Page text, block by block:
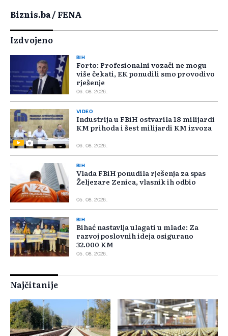
Biznis.ba / FENA
Izdvojeno
BIH
Forto: Profesionalni vozači ne mogu
više čekati, EK ponudili smo provodivo
rješenje
06. 08. 2026.
VIDEO
Industrija u FBiH ostvarila 18 milijardi
KM prihoda i šest milijardi KM izvoza
06. 08. 2026.
BIH
Vlada FBiH ponudila rješenja za spas
Željezare Zenica, vlasnik ih odbio
05. 08. 2026.
BIH
Bihać nastavlja ulagati u mlade: Za
razvoj poslovnih ideja osigurano
32.000 KM
05. 08. 2026.
Najčitanije